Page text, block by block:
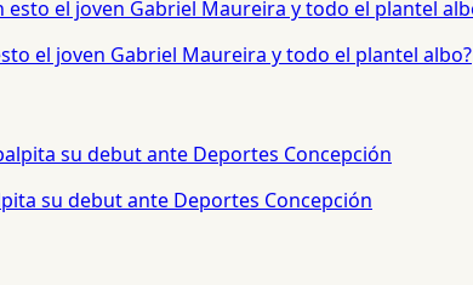
el joven Gabriel Maureira y todo el plantel albo?
su debut ante Deportes Concepción